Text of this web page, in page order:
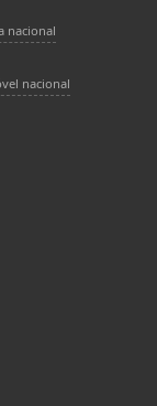
nacional
nacional